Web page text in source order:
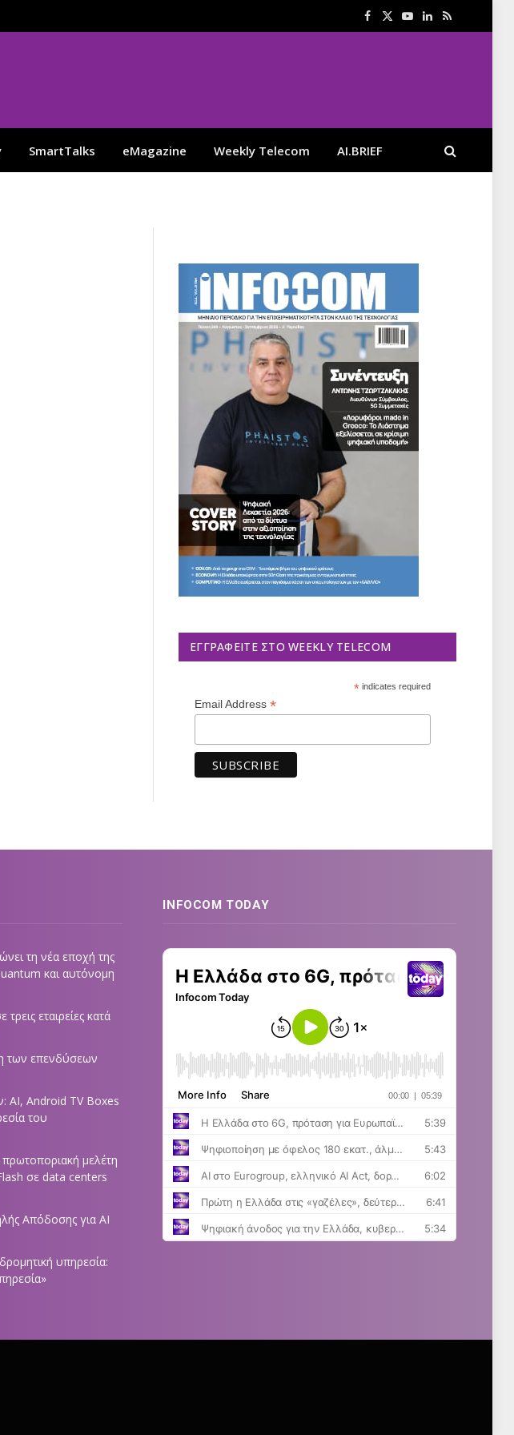
Facebook
X
YouTube
LinkedIn
RSS
SmartTalks eMagazine Weekly Telecom AI.BRIEF
ΕΓΓΡΑΦΕΊΤΕ ΣΤΟ WEEKLY TELECOM
*indicates required
Email Address *
τη νέα εποχή της
και αυτόνομη
εταιρείες κατά
των επενδύσεων
AI, Android TV Boxes
του
μελέτη
σε data centers
Απόδοσης για AI
υπηρεσία:
INFOCOM TODAY